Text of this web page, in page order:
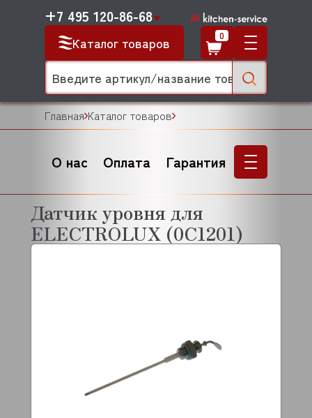
Каталог товаров
+7 495 120-86-68
0
Главная Каталог товаров
О нас Оплата Гарантия
Датчик уровня для
ELECTROLUX (0C1201)